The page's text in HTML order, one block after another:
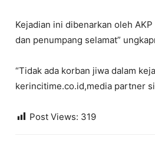
Kejadian ini dibenarkan oleh
dan penumpang selamat”
“Tidak ada korban jiwa dalam
kerincitime.co.id,media partner
Post Views: 319